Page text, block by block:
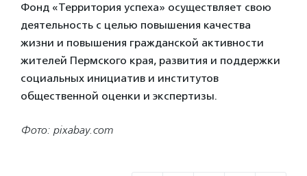
Фонд «Территория успеха» осуществляет свою
деятельность с целью повышения качества
жизни и повышения гражданской активности
жителей Пермского края, развития и поддержки
социальных инициатив и институтов
общественной оценки и экспертизы.
Фото: pixabay.com